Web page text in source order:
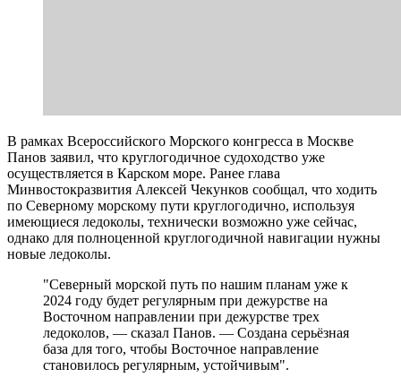
В рамках Всероссийского Морского конгресса в Москве
Панов заявил, что круглогодичное судоходство уже
осуществляется в Карском море. Ранее глава
Минвостокразвития Алексей Чекунков сообщал, что ходить
по Северному морскому пути круглогодично, используя
имеющиеся ледоколы, технически возможно уже сейчас,
однако для полноценной круглогодичной навигации нужны
новые ледоколы.
"Северный морской путь по нашим планам уже к
2024 году будет регулярным при дежурстве на
Восточном направлении при дежурстве трех
ледоколов, — сказал Панов. — Создана серьёзная
база для того, чтобы Восточное направление
становилось регулярным, устойчивым".